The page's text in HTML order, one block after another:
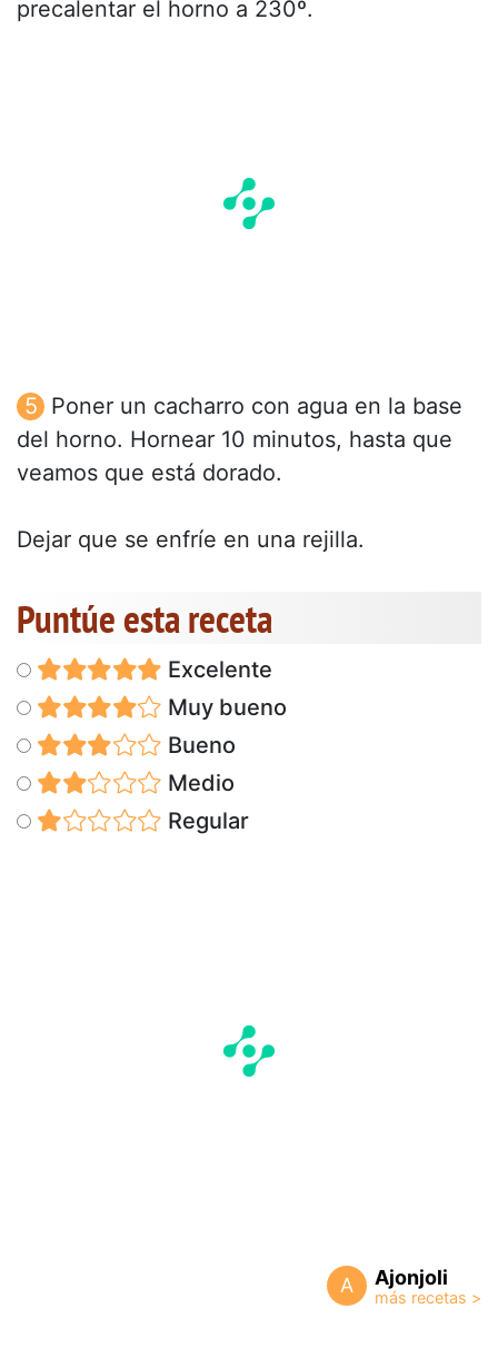
precalentar el horno a 230º.
Poner un cacharro con agua en la base
del horno. Hornear 10 minutos, hasta que
veamos que está dorado.
Dejar que se enfríe en una rejilla.
Puntúe esta receta
Excelente
Muy bueno
Bueno
Medio
Regular
A Ajonjoli